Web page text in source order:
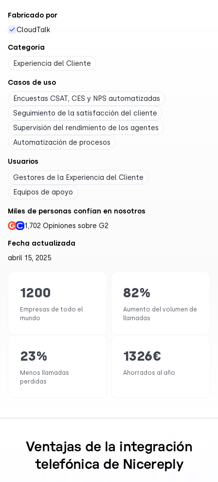
Fabricado por
CloudTalk
Categoría
Experiencia del Cliente
Casos de uso
Encuestas CSAT, CES y NPS automatizadas
Seguimiento de la satisfacción del cliente
Supervisión del rendimiento de los agentes
Automatización de procesos
Usuarios
Gestores de la Experiencia del Cliente
Equipos de apoyo
Miles de personas confían en nosotros
1,702 Opiniones sobre G2
Fecha actualizada
abril 15, 2025
1200
Empresas de todo el
mundo
82%
Aumento del volumen de
llamadas
23%
Menos llamadas
perdidas
1326€
Ahorrados al año
Ventajas de la integración
telefónica de Nicereply